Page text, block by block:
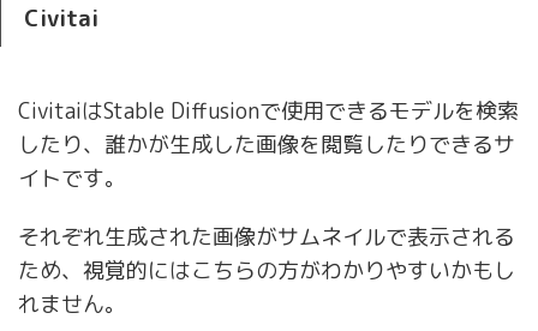
Civitai
CivitaiはStable Diffusionで使用できるモデルを検索
したり、誰かが生成した画像を閲覧したりできるサ
イトです。
それぞれ生成された画像がサムネイルで表示される
ため、視覚的にはこちらの方がわかりやすいかもし
れません。